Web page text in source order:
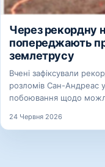
Через рекордну
попереджають
землетрусу
Вчені зафіксували
розломів Сан-Андреас
побоювання щодо
24 Червня 2026